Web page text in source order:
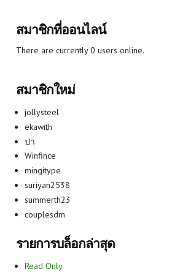
สมาชิกที่ออนไลน์
There are currently 0 users online.
สมาชิกใหม่
jollysteel
ekawith
ปา
Winfince
mingitype
suriyan2538
summerth23
couplesdm
รายการบล็อกล่าสุด
Read Only